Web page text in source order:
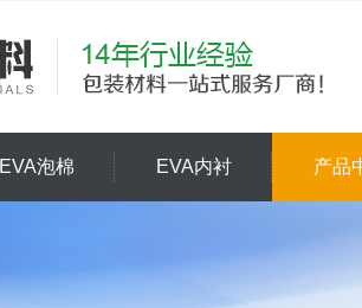
EVA泡棉 EVA内衬 产品